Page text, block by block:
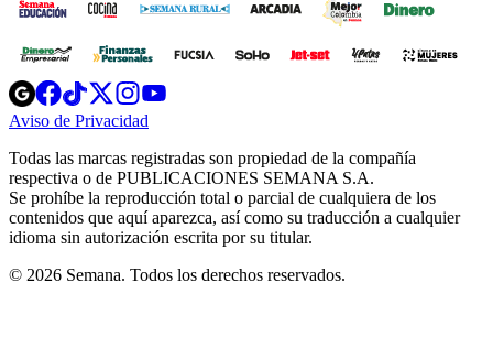
Opens
in
new
Opens
in
new
Opens
in
new
window
Opens
new
windowwindow
Aviso de Privacidad
new
window
Todas las marcas registradas son propiedad de la compañía
respectiva o de PUBLICACIONES SEMANA S.A.
Se prohíbe la reproducción total o parcial de cualquiera de los
contenidos que aquí aparezca, así como su traducción a cualquier
idioma sin autorización escrita por su titular.
© 2026 Semana. Todos los derechos reservados.